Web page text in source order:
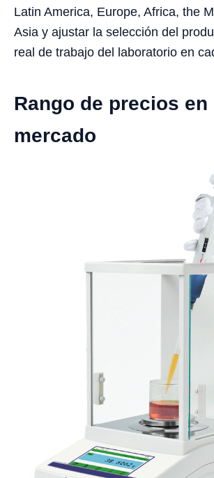
Latin America, Europe, Africa, the
Asia y ajustar la selección del
real de trabajo del laboratorio en
Rango de precios en
mercado